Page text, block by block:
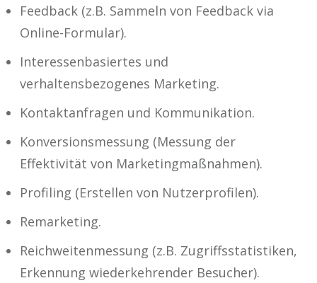
Feedback (z.B. Sammeln von Feedback via
Online-Formular).
Interessenbasiertes und
verhaltensbezogenes Marketing.
Kontaktanfragen und Kommunikation.
Konversionsmessung (Messung der
Effektivität von Marketingmaßnahmen).
Profiling (Erstellen von Nutzerprofilen).
Remarketing.
Reichweitenmessung (z.B. Zugriffsstatistiken,
Erkennung wiederkehrender Besucher).